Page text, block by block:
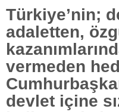
Türkiye’nin;
adaletten,
vermeden
devlet içine